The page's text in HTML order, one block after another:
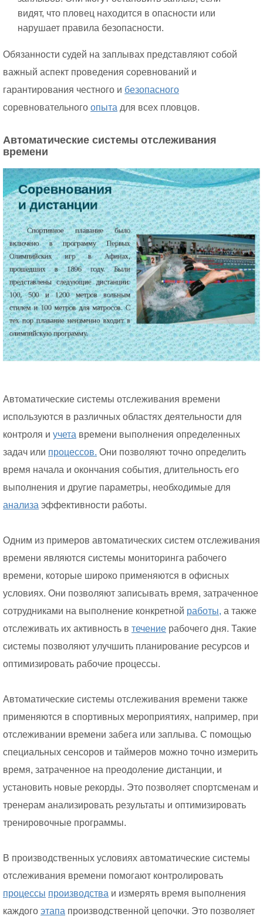
видят, что пловец находится в опасности или
нарушает правила безопасности.
Обязанности судей на заплывах представляют собой
важный аспект проведения соревнований и
гарантирования честного и безопасного
соревновательного опыта для всех пловцов.
Автоматические системы отслеживания
времени
Автоматические системы отслеживания времени
используются в различных областях деятельности для
контроля и учета времени выполнения определенных
задач или процессов. Они позволяют точно определить
время начала и окончания события, длительность его
выполнения и другие параметры, необходимые для
анализа эффективности работы.
Одним из примеров автоматических систем отслеживания
времени являются системы мониторинга рабочего
времени, которые широко применяются в офисных
условиях. Они позволяют записывать время, затраченное
сотрудниками на выполнение конкретной работы, а также
отслеживать их активность в течение рабочего дня. Такие
системы позволяют улучшить планирование ресурсов и
оптимизировать рабочие процессы.
Автоматические системы отслеживания времени также
применяются в спортивных мероприятиях, например, при
отслеживании времени забега или заплыва. С помощью
специальных сенсоров и таймеров можно точно измерить
время, затраченное на преодоление дистанции, и
установить новые рекорды. Это позволяет спортсменам и
тренерам анализировать результаты и оптимизировать
тренировочные программы.
В производственных условиях автоматические системы
отслеживания времени помогают контролировать
процессы производства и измерять время выполнения
каждого этапа производственной цепочки. Это позволяет